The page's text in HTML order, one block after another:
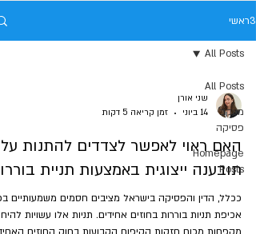
3ראשי
All Posts
מעקב
פסיקה
Homepage
Posts
All Posts
שני אורן
14 ביוני
זמן קריאה 5 דקות
האם ראוי לאפשר לצדדים להתנות על
תובענה ייצוגית באמצעות תניית
ככלל, הדין והפסיקה בישראל מציבים חסמים משמעותיים
אכיפת תניות בוררות בחוזים אחידים. תניות אלו עשויות